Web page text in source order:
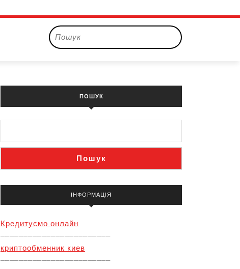
Пошук:
ПОШУК
Пошук
ІНФОРМАЦІЯ
Кредитуємо онлайн
––––––––––––––––––––––––
криптообменник киев
––––––––––––––––––––––––